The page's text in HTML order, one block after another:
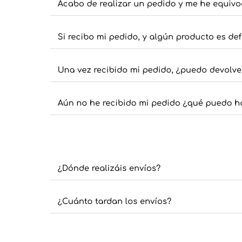
Acabo de realizar un pedido y me he
Si recibo mi pedido, y algún producto es
Una vez recibido mi pedido, ¿puedo
Aún no he recibido mi pedido ¿qué puedo
¿Dónde realizáis envíos?
¿Cuánto tardan los envíos?